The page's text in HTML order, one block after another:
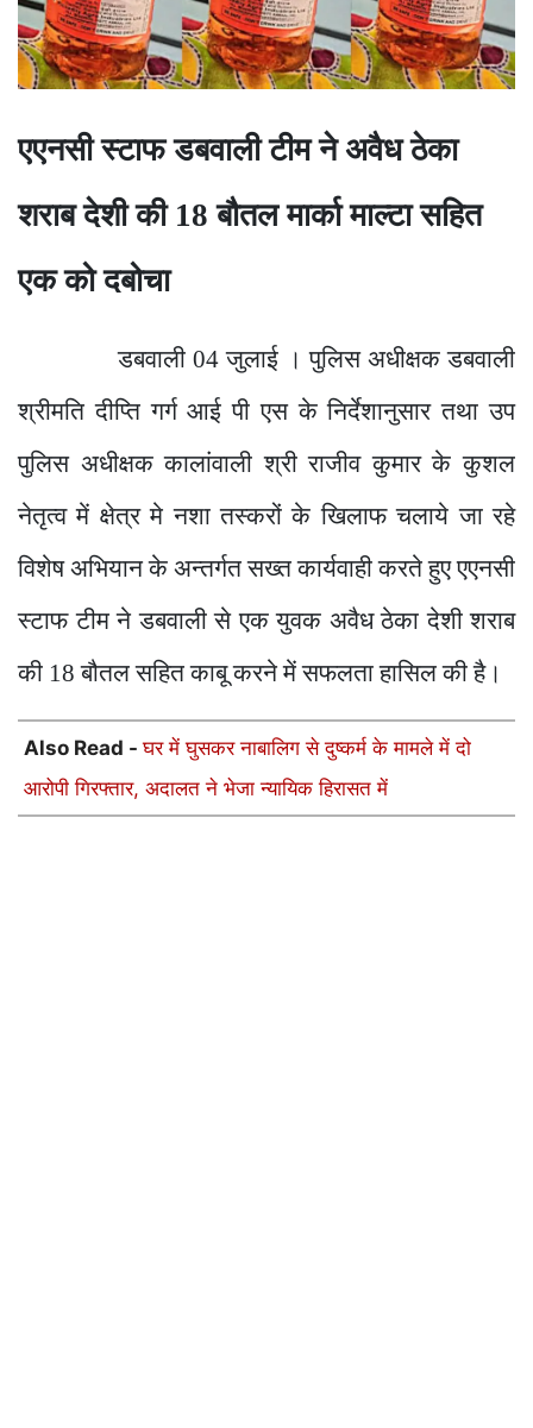
एएनसी स्टाफ डबवाली टीम ने अवैध ठेका
शराब देशी की 18 बौतल मार्का माल्टा सहित
एक को दबोचा
डबवाली 04 जुलाई । पुलिस अधीक्षक डबवाली
श्रीमति दीप्ति गर्ग आई पी एस के निर्देशानुसार तथा उप
पुलिस अधीक्षक कालांवाली श्री राजीव कुमार के कुशल
नेतृत्व में क्षेत्र मे नशा तस्करों के खिलाफ चलाये जा रहे
विशेष अभियान के अन्तर्गत सख्त कार्यवाही करते हुए एएनसी
स्टाफ टीम ने डबवाली से एक युवक अवैध ठेका देशी शराब
की 18 बौतल सहित काबू करने में सफलता हासिल की है।
Also Read -घर में घुसकर नाबालिग से दुष्कर्म के मामले में दो
आरोपी गिरफ्तार, अदालत ने भेजा न्यायिक हिरासत में